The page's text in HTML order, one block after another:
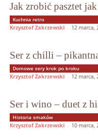
Jak zrobić pasztet
Kuchnia retro
Krzysztof Zakrzewski - 12 marca,
Ser z chilli –
Domowe sery krok po kroku
Krzysztof Zakrzewski - 12 marca,
Ser i wino – duet z
Historia smaków
Krzysztof Zakrzewski - 10 marca,